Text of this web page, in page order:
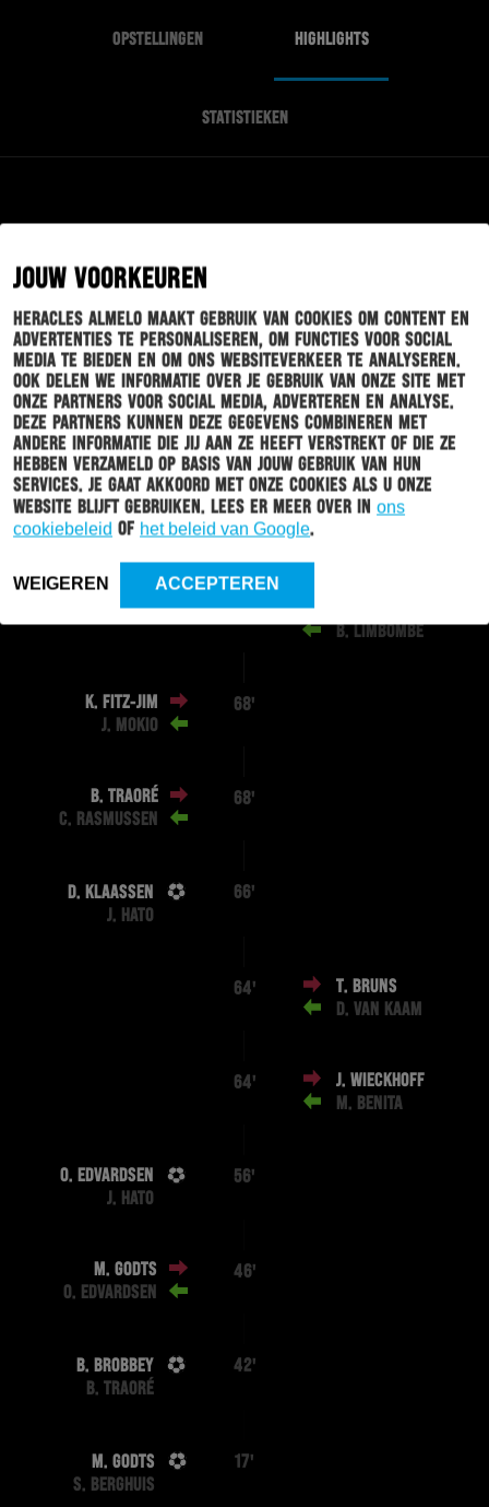
JOUW VOORKEUREN
Heracles Almelo maakt gebruik van cookies om content en
advertenties te personaliseren, om functies voor social
media te bieden en om ons websiteverkeer te analyseren.
Ook delen we informatie over je gebruik van onze site met
onze partners voor social media, adverteren en analyse.
Deze partners kunnen deze gegevens combineren met
andere informatie die jij aan ze heeft verstrekt of die ze
hebben verzameld op basis van jouw gebruik van hun
services. Je gaat akkoord met onze cookies als u onze
website blijft gebruiken. Lees er meer over in ons
cookiebeleid of het beleid van Google.
WEIGEREN ACCEPTEREN
OPSTELLINGEN HIGHLIGHTS
STATISTIEKEN
S. BERGHUIS
S. STEUR
83'
B. BROBBEY
R. BOUNIDA
77'
75'
I. MESÍK
74'
B. LIMBOMBE
K. FITZ-JIM
J. MOKIO
68'
B. TRAORÉ
C. RASMUSSEN
68'
D. KLAASSEN
J. HATO
66'
64'
T. BRUNS
D. VAN KAAM
64'
J. WIECKHOFF
M. BENITA
O. EDVARDSEN
J. HATO
56'
M. GODTS
O. EDVARDSEN
46'
B. BROBBEY
B. TRAORÉ
42'
M. GODTS
S. BERGHUIS
17'